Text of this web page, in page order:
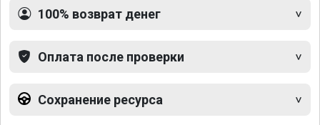
100% возврат денег
Оплата после проверки
Сохранение ресурса